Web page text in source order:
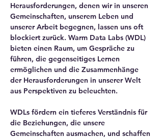
Herausforderungen, denen wir in unseren
Gemeinschaften, unserem Leben und
unserer Arbeit begegnen, lassen uns oft
blockiert zurück. Warm Data Labs (WDL)
bieten einen Raum, um Gespräche zu
führen, die gegenseitiges Lernen
ermöglichen und die Zusammenhänge
der Herausforderungen in unserer Welt
aus Perspektiven zu beleuchten.
WDLs fördern ein tieferes Verständnis für
die Beziehungen, die unsere
Gemeinschaften ausmachen, und schaffen